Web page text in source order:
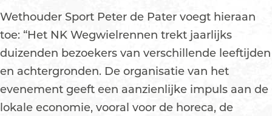
Wethouder Sport Peter de Pater voegt hieraan
toe: “Het NK Wegwielrennen trekt jaarlijks
duizenden bezoekers van verschillende leeftijden
en achtergronden. De organisatie van het
evenement geeft een aanzienlijke impuls aan de
lokale economie, vooral voor de horeca, de